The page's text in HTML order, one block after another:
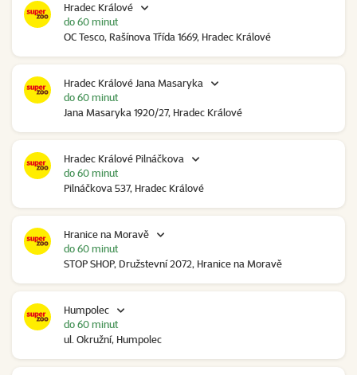
Hradec Králové
OC Tesco, Rašínova Třída 1669, Hradec Králové
do 60 minut
Hradec Králové Jana Masaryka
Jana Masaryka 1920/27, Hradec Králové
do 60 minut
Hradec Králové Pilnáčkova
Pilnáčkova 537, Hradec Králové
do 60 minut
Hranice na Moravě
STOP SHOP, Družstevní 2072, Hranice na Moravě
do 60 minut
Humpolec
ul. Okružní, Humpolec
do 60 minut